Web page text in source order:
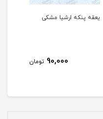
نگه دارنده بلند میله
100,000 تومان